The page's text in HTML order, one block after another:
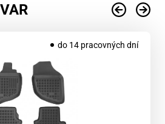
do 14 pracovných dní